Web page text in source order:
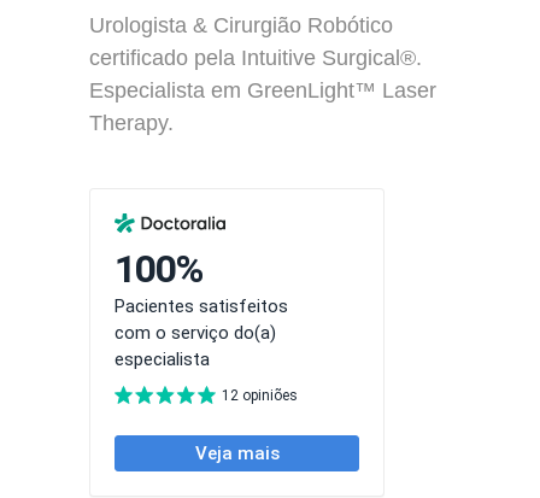
Urologista & Cirurgião Robótico
certificado pela Intuitive Surgical®.
Especialista em GreenLight™ Laser
Therapy.